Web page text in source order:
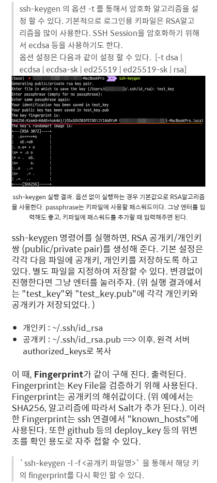
ssh-keygen 의 옵션 -t 를 통해서 암호화 알고리즘을 설
정 할 수 있다. 기본적으로 로그인용 키파일은 RSA알고
리즘을 많이 사용한다. SSH Session을 암호화하기 위해
서 ecdsa 등을 사용하기도 한다.
옵션 설정은 다음과 같이 설정 할 수 있다. [-t dsa |
ecdsa | ecdsa-sk | ed25519 | ed25519-sk | rsa]
ssh-keygen 실행 결과. 옵션 없이 실행하는 경우 기본값으로 RSA알고리즘
을 사용한다. passphrase는 키파일에 사용할 패스워드이다. 그냥 엔터를 입
력해도 좋고, 키파일에 패스워드를 추가할 때 입력해주면 된다.
ssh-keygen 명령어를 실행하면, RSA 공개키/개인키
쌍 (public/private pair)를 생성해 준다. 기본 설정은
각각 다음 파일에 공개키, 개인키를 저장하도록 하고
있다. 별도 파일을 지정하여 저장할 수 있다. 변경없이
진행한다면 그냥 엔터를 눌러주자. (위 실행 결과에서
는 "test_key"와 "test_key.pub"에 각각 개인키와
공개키가 저장되었다. )
개인키 : ~/.ssh/id_rsa
공개키 : ~/.ssh/id_rsa.pub ==> 이후, 원격 서버
authorized_keys로 복사
이 때, Fingerprint가 같이 구해 진다. 출력된다.
Fingerprint는 Key File을 검증하기 위해 사용된다.
Fingerprint는 공개키의 해쉬값이다. (위 예에서는
SHA256, 알고리즘에 따라서 Salt가 추가 된다.). 이러
한 Fingerprint는 ssh 연결에서 "known_hosts"에
사용된다. 또한 github 등의 deploy_key 등의 위변
조를 확인 용도로 자주 접할 수 있다.
`ssh-keygen -l -f <공개키 파일명>` 을 통해서 해당 키
의 fingerprint를 다시 확인 할 수 있다.